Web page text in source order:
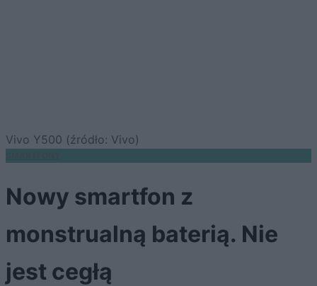
Vivo Y500 (źródło: Vivo)
Nowy smartfon z
monstrualną baterią. Nie
jest cegłą